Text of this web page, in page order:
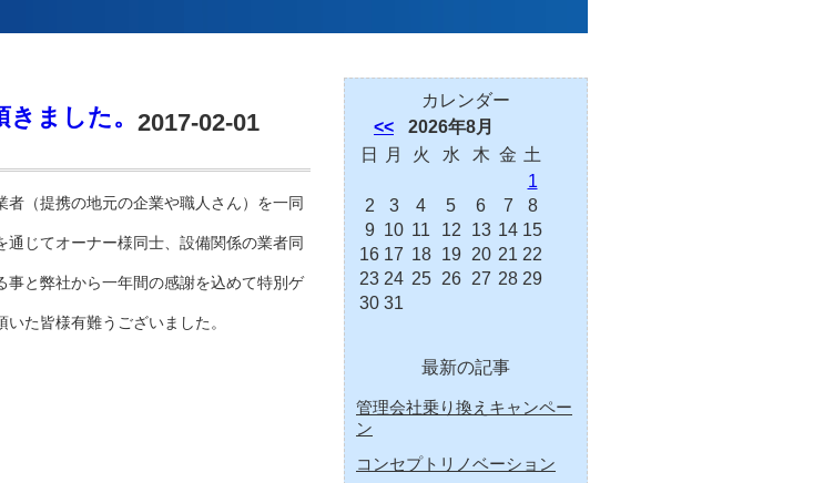
ました。 2017-02-01
（提携の地元の企業や職人さん）を一同
じてオーナー様同士、設備関係の業者同
と弊社から一年間の感謝を込めて特別ゲ
た皆様有難うございました。
カレンダー
<<
2026年8月
日
月 火 水 木 金 土
1
2
3 4 5 6 7
8
9 10 11 12 13 14 15
16 17 18 19 20 21 22
23 24 25 26 27 28 29
30 31
最新の記事
管理会社乗り換えキャンペー
ン
コンセプトリノベーション